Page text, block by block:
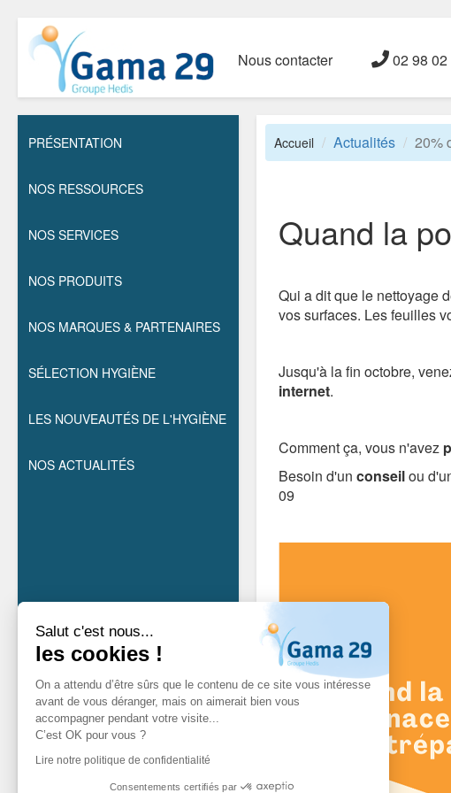
Salut c'est nous...
les cookies !
On a attendu d’être sûrs que le contenu de ce site vous intéresse
avant de vous déranger, mais on aimerait bien vous
accompagner pendant votre visite...
C’est OK pour vous ?
Lire notre politique de confidentialité
Consentements certifiés par
Nous contacter 02 98 02
PRÉSENTATION
NOS RESSOURCES
NOS SERVICES
NOS PRODUITS
NOS MARQUES & PARTENAIRES
SÉLECTION HYGIÈNE
LES NOUVEAUTÉS DE L'HYGIÈNE
NOS ACTUALITÉS
Accueil Actualités 20%
Quand la
Qui a dit que le nettoyage
vos surfaces. Les feuilles
Jusqu'à la fin octobre,
internet.
Comment ça, vous n'avez
Besoin d'un conseilou
09